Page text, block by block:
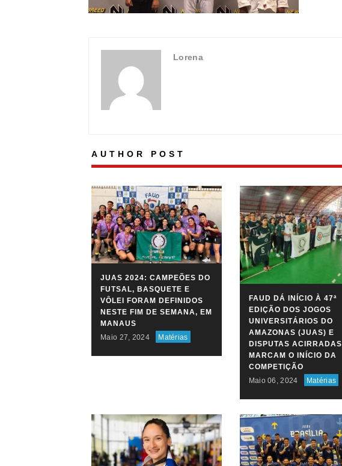
Lorena
AUTHOR POST
JUAS 2024: CAMPEÕES DO
FUTSAL, BASQUETE E
VÔLEI FORAM DEFINIDOS
NESTE FIM DE SEMANA, EM
MANAUS
Maio 27, 2024
Matérias
FAUD DÁ INÍCIO À 47ª
EDIÇÃO DOS JOGOS
UNIVERSITÁRIOS DO
AMAZONAS (JUAS) E
DISPUTAS ACIRRADAS
MARCAM O INÍCIO DA
COMPETIÇÃO
Maio 06, 2024
Matérias